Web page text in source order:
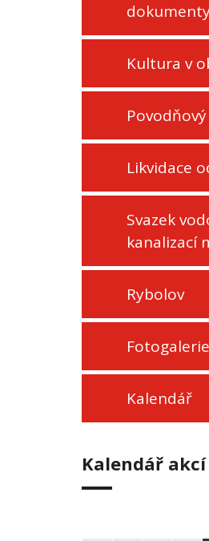
Kultura v
Likvidace
Svazek
kanalizací
Rybolov
Fotogalerie
Kalendář
Kalendář akcí